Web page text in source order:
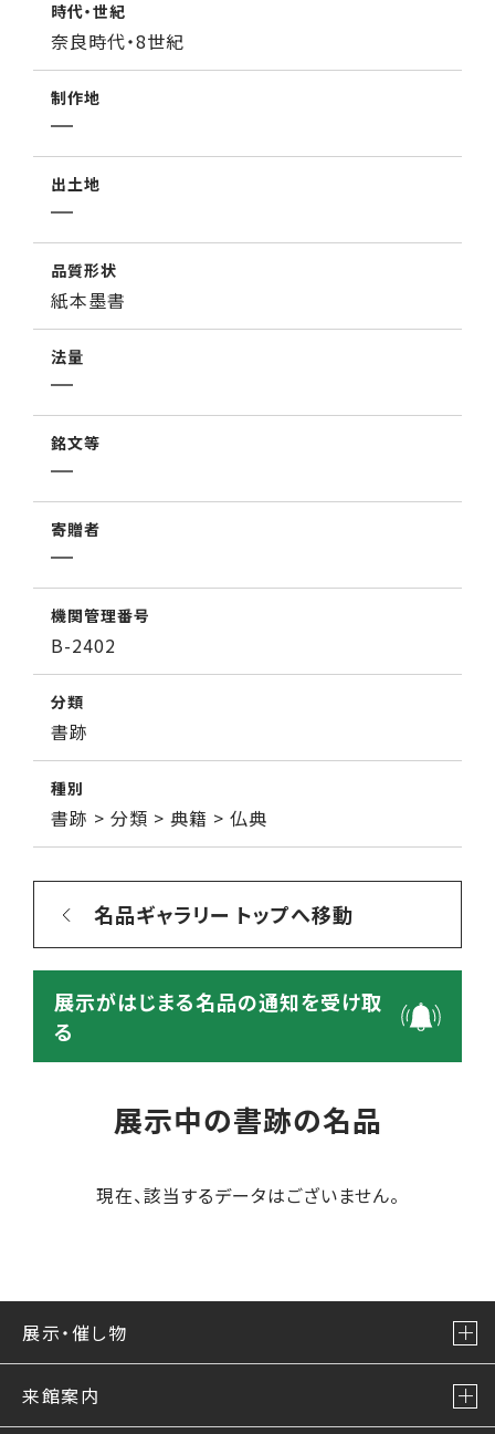
時代・世紀
奈良時代・8世紀
制作地
出土地
品質形状
紙本墨書
法量
銘文等
寄贈者
機関管理番号
B-2402
分類
書跡
種別
書跡 > 分類 > 典籍 > 仏典
名品ギャラリー トップへ移動
展示がはじまる名品の通知を受け取
る
展示中の書跡の名品
現在、該当するデータはございません。
展示・催し物
来館案内